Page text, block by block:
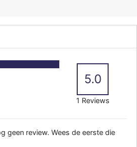
5.0
1 Reviews
geen review. Wees de eerste die